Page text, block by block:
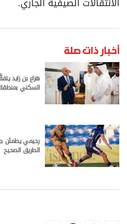
أخبار ذات صلة
هزاع بن زايد
السكني بمنطقة
رحيمي يطمئن
الطريق الصحيح